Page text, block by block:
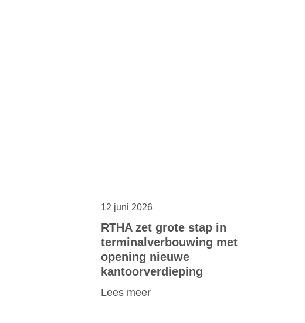
12 juni 2026
RTHA zet grote stap in
terminalverbouwing met
opening nieuwe
kantoorverdieping
Lees meer